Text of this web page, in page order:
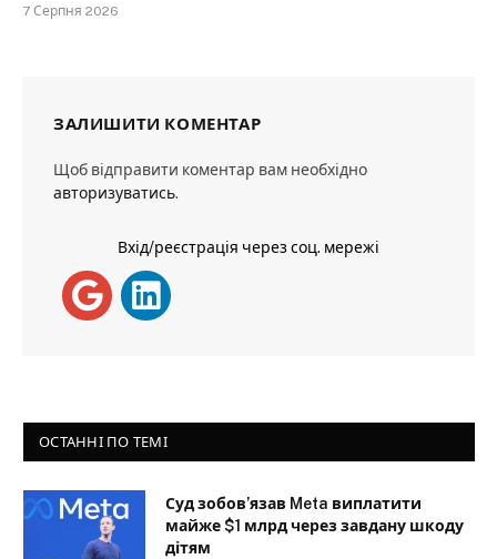
7 Серпня 2026
ЗАЛИШИТИ КОМЕНТАР
Щоб відправити коментар вам необхідно
авторизуватись.
Вхід/реєстрація через соц. мережі
ОСТАННІ ПО ТЕМІ
Суд зобов’язав Meta виплатити
майже $1 млрд через завдану шкоду
дітям